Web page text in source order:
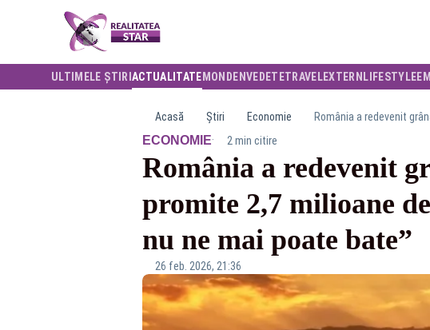
ULTIMELE ȘTIRI ACTUALITATE MONDENVEDETETRAVELEXTERN LIFESTYLE
Acasă Știri Economie
ECONOMIE· 2 min citire
România a redevenit
promite 2,7 milioane
nu ne mai poate bate”
26 feb. 2026, 21:36